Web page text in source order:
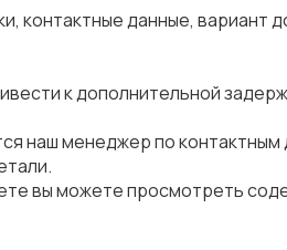
данные, вариант
к дополнительной
наш менеджер по
вы можете просмотреть